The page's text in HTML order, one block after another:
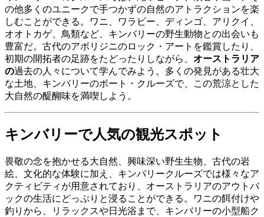
の他多くのユニークで手つかずの自然のアトラクションを楽
しむことができる。ワニ、ワラビー、ディンゴ、アリクイ、
オオトカゲ、鳥類など、キンバリーの野生動物との出会いも
豊富だ。古代のアボリジニのロック・アートを鑑賞したり、
初期の開拓者の足跡をたどったりしながら、 オーストラリア
の過去の人々について学んでみよう。多くの発見がある壮大
な土地、キンバリーのボート・クルーズで、この荒涼とした
大自然の醍醐味を満喫しよう。
キンバリーで人気の観光スポット
畏敬の念を抱かせる大自然、興味深い野生生物、古代の岩
絵、文化的な体験に加え、キンバリークルーズでは様々なア
クティビティが用意されており、オーストラリアのアウトバ
ックの生活にどっぷりと浸ることができる。ワニの餌付けや
釣りから、リラックスや日光浴まで、キンバリーの小型船ク